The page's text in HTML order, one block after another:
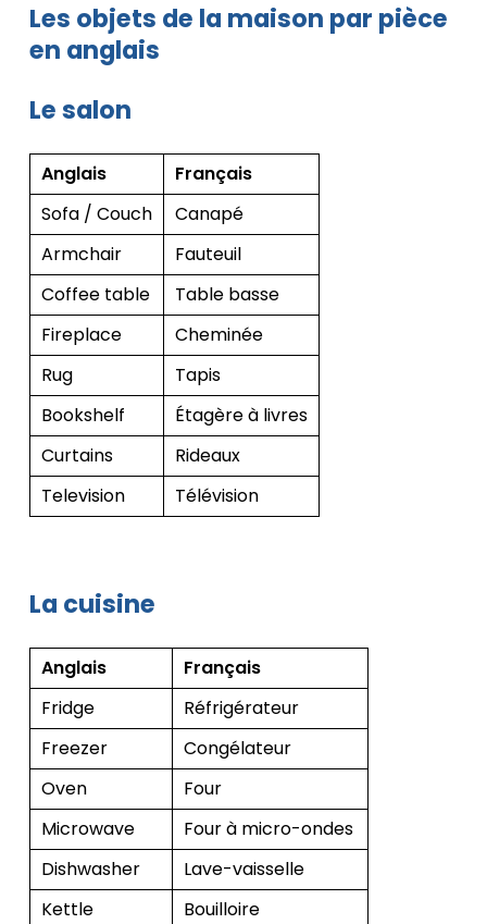
Les objets de la maison par pièce
en anglais
Le salon
Anglais
Français
Sofa / Couch
Canapé
Armchair
Fauteuil
Coffee table
Table basse
Fireplace
Cheminée
Rug
Tapis
Bookshelf
Étagère à livres
Curtains
Rideaux
Television
Télévision
La cuisine
Anglais
Français
Fridge
Réfrigérateur
Freezer
Congélateur
Oven
Four
Microwave
Four à micro-ondes
Dishwasher
Lave-vaisselle
Kettle
Bouilloire